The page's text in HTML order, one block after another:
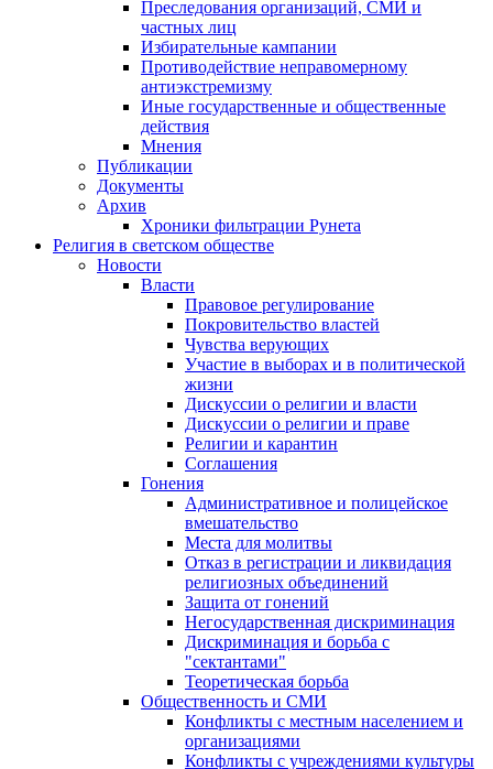
Преследования организаций, СМИ и
частных лиц
Избирательные кампании
Противодействие неправомерному
антиэкстремизму
Иные государственные и общественные
действия
Мнения
Публикации
Документы
Архив
Хроники фильтрации Рунета
Религия в светском обществе
Новости
Власти
Правовое регулирование
Покровительство властей
Чувства верующих
Участие в выборах и в политической
жизни
Дискуссии о религии и власти
Дискуссии о религии и праве
Религии и карантин
Соглашения
Гонения
Административное и полицейское
вмешательство
Места для молитвы
Отказ в регистрации и ликвидация
религиозных объединений
Защита от гонений
Негосударственная дискриминация
Дискриминация и борьба с
"сектантами"
Теоретическая борьба
Общественность и СМИ
Конфликты с местным населением и
организациями
Конфликты с учреждениями культуры